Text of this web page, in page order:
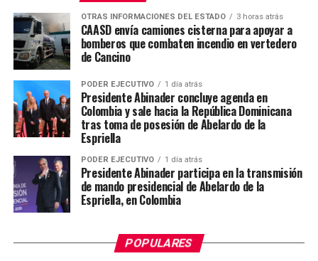
OTRAS INFORMACIONES DEL ESTADO 3 horas atrás
CAASD envía camiones cisterna para apoyar a
bomberos que combaten incendio en vertedero
de Cancino
PODER EJECUTIVO 1 día atrás
Presidente Abinader concluye agenda en
Colombia y sale hacia la República Dominicana
tras toma de posesión de Abelardo de la
Espriella
PODER EJECUTIVO 1 día atrás
Presidente Abinader participa en la transmisión
de mando presidencial de Abelardo de la
Espriella, en Colombia
POPULARES